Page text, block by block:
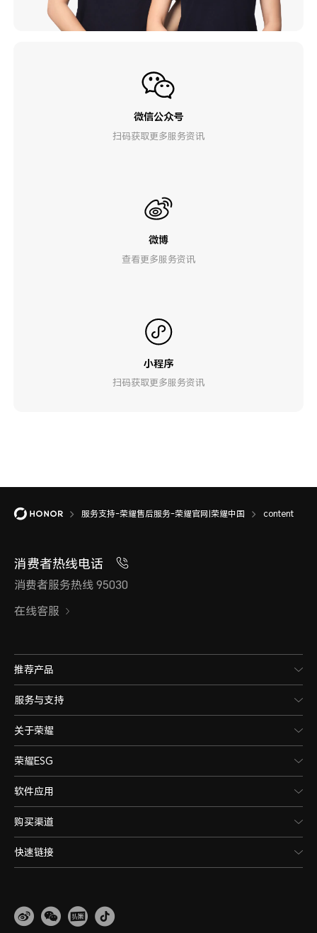
微信公众号
扫码获取更多服务资讯
微博
查看更多服务资讯
小程序
扫码获取更多服务资讯
服务支持-荣耀售后服务-荣耀官网|荣耀中国 content
消费者热线电话
消费者服务热线 95030
在线客服
推荐产品
服务与支持
关于荣耀
荣耀ESG
软件应用
购买渠道
快速链接